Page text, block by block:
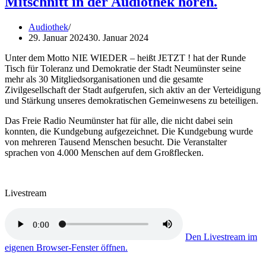
Audiothek
29. Januar 202430. Januar 2024
Unter dem Motto NIE WIEDER – heißt JETZT ! hat der Runde
Tisch für Toleranz und Demokratie der Stadt Neumünster seine
mehr als 30 Mitgliedsorganisationen und die gesamte
Zivilgesellschaft der Stadt aufgerufen, sich aktiv an der Verteidigung
und Stärkung unseres demokratischen Gemeinwesens zu beteiligen.
Das Freie Radio Neumünster hat für alle, die nicht dabei sein
konnten, die Kundgebung aufgezeichnet. Die Kundgebung wurde
von mehreren Tausend Menschen besucht. Die Veranstalter
sprachen von 4.000 Menschen auf dem Großflecken.
Livestream
Den Livestream im
eigenen Browser-Fenster öffnen.